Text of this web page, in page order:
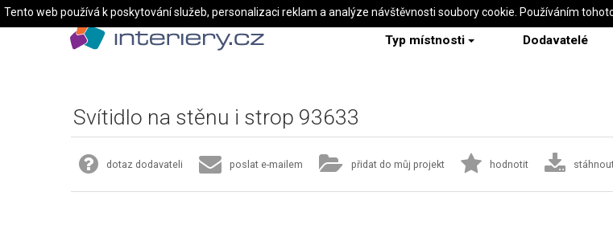
Typ místnosti Dodavatelé
Svítidlo na stěnu i strop 93633
dotaz dodavateli poslat e-mailem přidat do můj projekt hodnotit
Tento web používá k poskytování služeb, personalizaci reklam a analýze návštěvnosti soubory cookie. Používáním